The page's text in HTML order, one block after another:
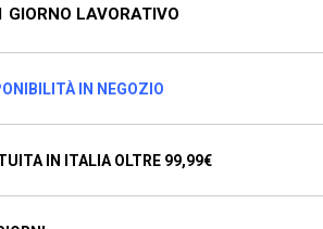
GIORNO LAVORATIVO
IN NEGOZIO
IN ITALIA OLTRE 99,99€